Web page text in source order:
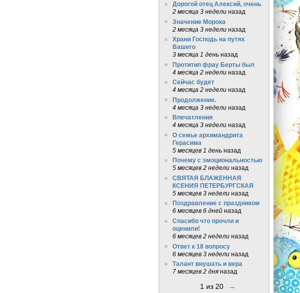
Дорогой отец Алексий, очень
2 месяца 3 неделиназад
Значение Морока
2 месяца 3 неделиназад
Храни Господь на путях
Вашего
3 месяца 1 деньназад
Протитип фрау Берты был
4 месяца 2 неделиназад
Сейчас будет
4 месяца 2 неделиназад
Продолжение.
4 месяца 3 неделиназад
Впечатления
4 месяца 3 неделиназад
О семье архимандрита
Герасима
5 месяцев 1 деньназад
Почему с эмоциональностью
5 месяцев 2 неделиназад
СВЯТАЯ БЛАЖЕННАЯ
КСЕНИЯ ПЕТЕРБУРГСКАЯ
5 месяцев 3 неделиназад
Поздравление с праздником
6 месяцев 6 днейназад
Спасибо что прочли и
оценили!
6 месяцев 2 неделиназад
Ответ к 18 вопросу
6 месяцев 3 неделиназад
Талант внушать и вера
7 месяцев 2 дняназад
1 из 20 →